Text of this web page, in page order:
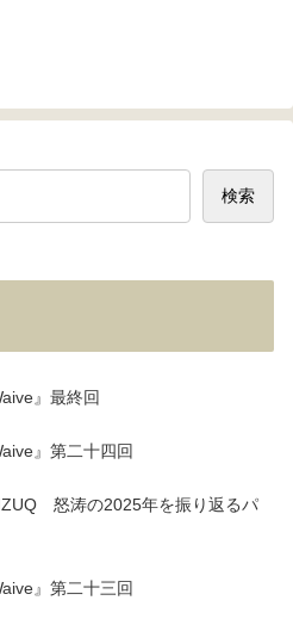
検索
』最終回
』第二十四回
怒涛の2025年を振り返るパ
』第二十三回